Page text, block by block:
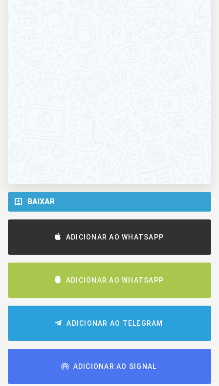
BAIXAR
ADICIONAR AO WHATSAPP
ADICIONAR AO WHATSAPP
ADICIONAR AO TELEGRAM
ADICIONAR AO SIGNAL